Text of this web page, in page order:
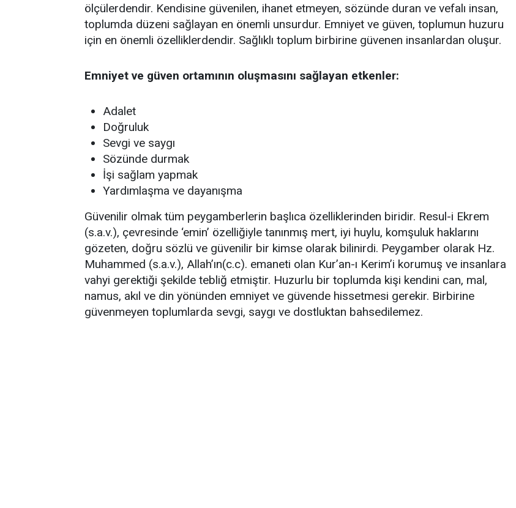
ölçülerdendir. Kendisine güvenilen, ihanet etmeyen, sözünde duran ve vefalı insan,
toplumda düzeni sağlayan en önemli unsurdur. Emniyet ve güven, toplumun huzuru
için en önemli özelliklerdendir. Sağlıklı toplum birbirine güvenen insanlardan oluşur.
Emniyet ve güven ortamının oluşmasını sağlayan etkenler:
Adalet
Doğruluk
Sevgi ve saygı
Sözünde durmak
İşi sağlam yapmak
Yardımlaşma ve dayanışma
Güvenilir olmak tüm peygamberlerin başlıca özelliklerinden biridir. Resul-i Ekrem
(s.a.v.), çevresinde ‘emin’ özelliğiyle tanınmış mert, iyi huylu, komşuluk haklarını
gözeten, doğru sözlü ve güvenilir bir kimse olarak bilinirdi. Peygamber olarak Hz.
Muhammed (s.a.v.), Allah’ın(c.c). emaneti olan Kur’an-ı Kerim’i korumuş ve insanlara
vahyi gerektiği şekilde tebliğ etmiştir. Huzurlu bir toplumda kişi kendini can, mal,
namus, akıl ve din yönünden emniyet ve güvende hissetmesi gerekir. Birbirine
güvenmeyen toplumlarda sevgi, saygı ve dostluktan bahsedilemez.